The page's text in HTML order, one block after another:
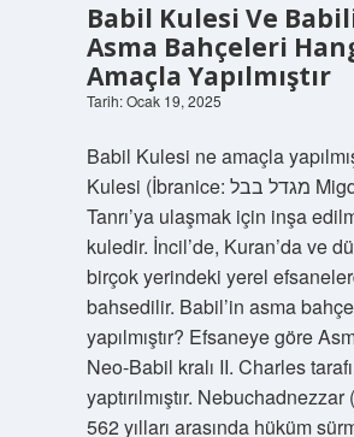
Babil Kulesi Ve
Asma Bahçeleri
Amaçla Yapılmıştır
Tarih: Ocak 19, 2025
Babil Kulesi ne amaçla
Kulesi (İbranice: מגדל בבל‎ Migdal Bavel),
Tanrı’ya ulaşmak için inşa
kuledir. İncil’de, Kuran’da ve
birçok yerindeki yerel
bahsedilir. Babil’in asma
yapılmıştır? Efsaneye göre
Neo-Babil kralı II. Charles
yaptırılmıştır.
562 yılları arasında hüküm